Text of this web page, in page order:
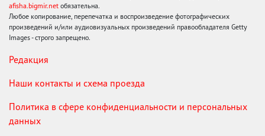
afisha.bigmir.net обязательна.
Любое копирование, перепечатка и воспроизведение фотографических
произведений и/или аудиовизуальных произведений правообладателя Getty
Images - строго запрещено.
Редакция
Наши контакты и схема проезда
Политика в сфере конфиденциальности и персональных
данных